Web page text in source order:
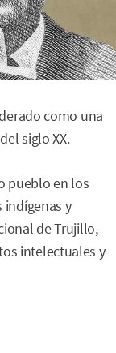
como una
siglo XX.
pueblo en los
indígenas y
de Trujillo,
intelectuales y